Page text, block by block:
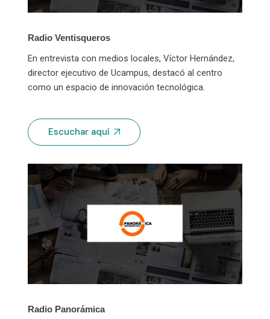
Radio Ventisqueros
En entrevista con medios locales, Víctor Hernández,
director ejecutivo de Ucampus, destacó al centro
como un espacio de innovación tecnológica.
Escuchar aquí
Radio Panorámica